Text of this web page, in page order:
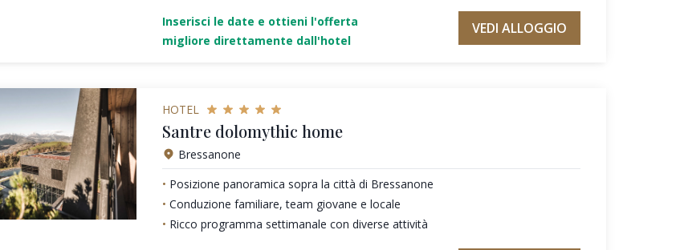
Inserisci le date e ottieni l'offerta
migliore direttamente dall'hotel
VEDI ALLOGGIO
HOTEL
Santre dolomythic home
Bressanone
Posizione panoramica sopra la città di Bressanone
Conduzione familiare, team giovane e locale
Ricco programma settimanale con diverse attività